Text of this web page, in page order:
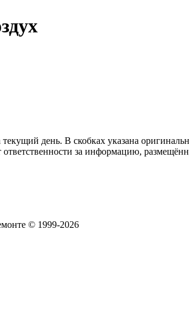
день. В скобках указана
за информацию,
© 1999-2026